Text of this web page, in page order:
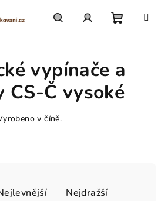
košík
vypínače a
CS-Č vysoké
v číně.
Nejdražší